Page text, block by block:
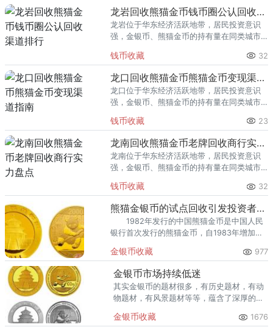
回收渠道里，能精准识别版别溢
龙岩回收熊猫金币钱币圈公认回收渠道排行
龙岩位于华东经济活跃地带，居民投资意识
强，金银币、熊猫金币的持有量在同类城市
熊猫金币的需求就明显升温，但鱼龙混杂的
回收渠道里，能精准识别版别溢
钱币收藏 32
龙口回收熊猫金币熊猫金币变现渠道指南
龙口位于华东经济活跃地带，居民投资意识
强，金银币、熊猫金币的持有量在同类城市
熊猫金币的需求就明显升温，但鱼龙混杂的
回收渠道里，能精准识别版别溢
钱币收藏 23
龙南回收熊猫金币老牌回收商行实力盘点
龙南位于华东经济活跃地带，居民投资意识
强，金银币、熊猫金币的持有量在同类城市
熊猫金币的需求就明显升温，但鱼龙混杂的
回收渠道里，能精准识别版别溢
钱币收藏 32
熊猫金银币的试点回收引发投资者参与热情
1982年发行的中国熊猫金币是中国人民
银行首次发行的熊猫金币，自1983年增加发
项目逐年发行。
金银币收藏 977
金银币市场持续低迷
其实金银币的题材很多，有历史题材，有动
物题材，有风景题材等等，蕴含了深厚的历
投资方面都是具有稳定性，保值性。
金银币收藏 1676